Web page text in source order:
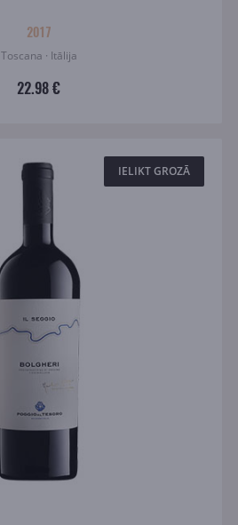
2017
Toscana · Itālija
22.98 €
IELIKT GROZĀ